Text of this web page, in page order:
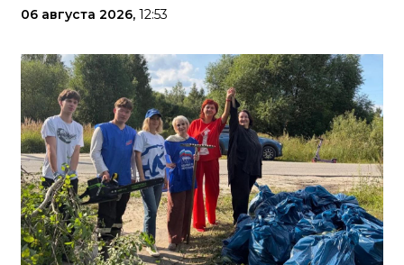
06 августа 2026, 12:53